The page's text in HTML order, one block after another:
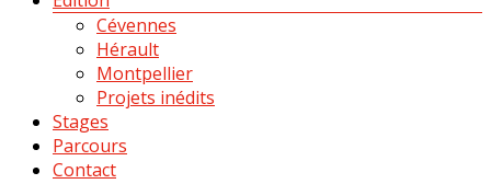
Cévennes
Hérault
Montpellier
Projets inédits
Stages
Parcours
Contact